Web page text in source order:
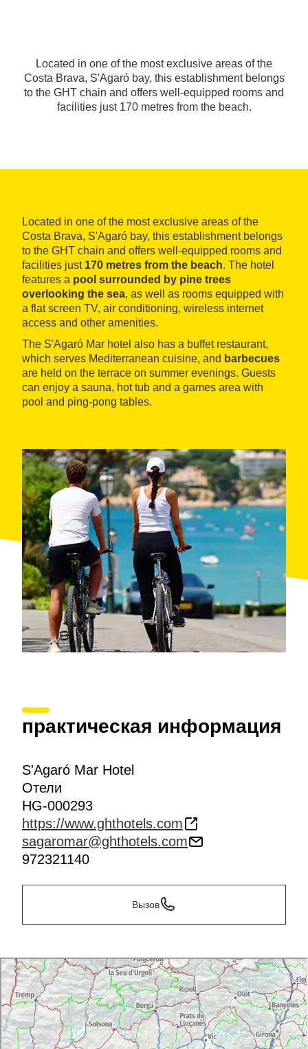
Located in one of the most exclusive areas of the
Costa Brava, S'Agaró bay, this establishment belongs
to the GHT chain and offers well-equipped rooms and
facilities just 170 metres from the beach.
Located in one of the most exclusive areas of the
Costa Brava, S'Agaró bay, this establishment belongs
to the GHT chain and offers well-equipped rooms and
facilities just 170 metres from the beach. The hotel
features a pool surrounded by pine trees
overlooking the sea, as well as rooms equipped with
a flat screen TV, air conditioning, wireless internet
access and other amenities.
The S'Agaró Mar hotel also has a buffet restaurant,
which serves Mediterranean cuisine, and barbecues
are held on the terrace on summer evenings. Guests
can enjoy a sauna, hot tub and a games area with
pool and ping-pong tables.
практическая информация
S'Agaró Mar Hotel
Отели
HG-000293
https://www.ghthotels.com
sagaromar@ghthotels.com
972321140
Вызов